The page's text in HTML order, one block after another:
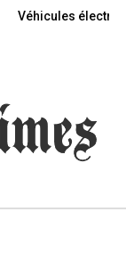
Véhicules